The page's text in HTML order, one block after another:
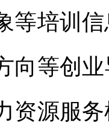
等培训
向等创
资源服